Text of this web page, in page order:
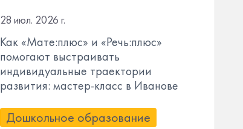
28 июл. 2026 г.
Как «Мате:плюс» и «Речь:плюс»
помогают выстраивать
индивидуальные траектории
развития: мастер-класс в Иванове
Дошкольное образование